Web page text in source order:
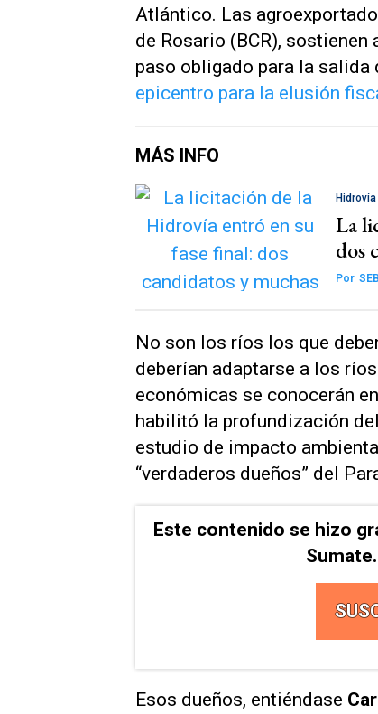
Atlántico. Las
de Rosario (BCR),
paso obligado para la
epicentro para la elusión
MÁS INFO
Hidrovía
La
dos
Por
No son los ríos los que
deberían adaptarse a los
económicas se conocerán
habilitó la profundización
estudio de impacto
“verdaderos dueños” del
Este contenido se hizo
Esos dueños, entiéndase